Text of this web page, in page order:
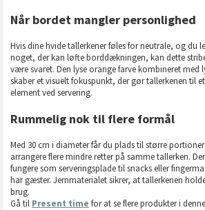
Når bordet mangler personlighed
Hvis dine hvide tallerkener føles for neutrale, og du
noget, der kan løfte borddækningen, kan dette
være svaret. Den lyse orange farve kombineret med
skaber et visuelt fokuspunkt, der gør tallerkenen til
element ved servering.
Rummelig nok til flere formål
Med 30 cm i diameter får du plads til større
arrangere flere mindre retter på samme tallerken.
fungere som serveringsplade til snacks eller
har gæster. Jernmaterialet sikrer, at tallerkenen
brug.
Gå til Present time for at se flere produkter i